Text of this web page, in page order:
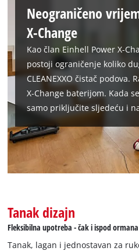
Neograničeno
X-Change
Kao član Einhell Power X-
postoji ograničenje koliko
CLEANEXXO čistač podova.
X-Change baterijom. Kada
samo priključite sljedeću i
Tanak dizajn
Fleksibilna upotreba - čak i ispod ormana
Tanak, lagan i jednostavan za